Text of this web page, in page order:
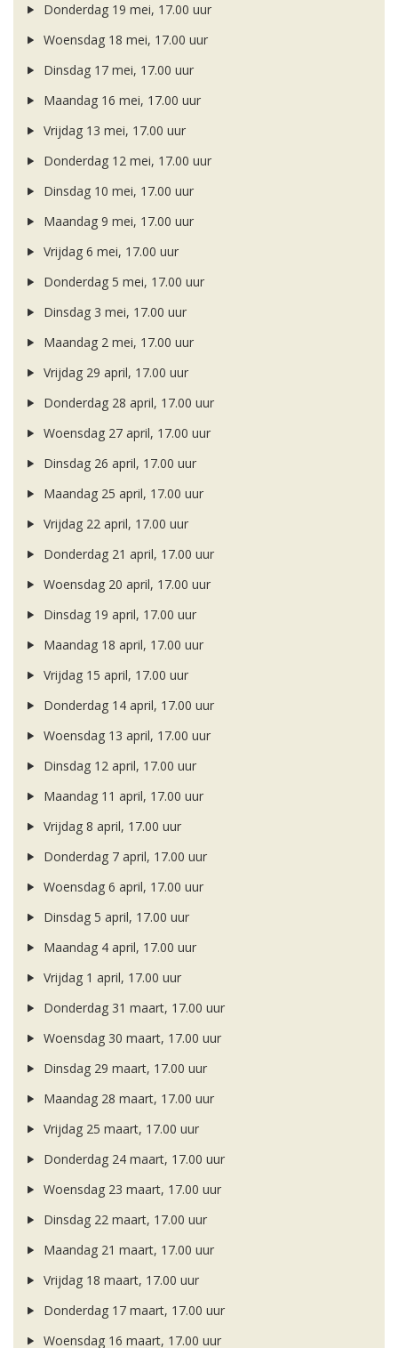
Donderdag 19 mei, 17.00 uur
Woensdag 18 mei, 17.00 uur
Dinsdag 17 mei, 17.00 uur
Maandag 16 mei, 17.00 uur
Vrijdag 13 mei, 17.00 uur
Donderdag 12 mei, 17.00 uur
Dinsdag 10 mei, 17.00 uur
Maandag 9 mei, 17.00 uur
Vrijdag 6 mei, 17.00 uur
Donderdag 5 mei, 17.00 uur
Dinsdag 3 mei, 17.00 uur
Maandag 2 mei, 17.00 uur
Vrijdag 29 april, 17.00 uur
Donderdag 28 april, 17.00 uur
Woensdag 27 april, 17.00 uur
Dinsdag 26 april, 17.00 uur
Maandag 25 april, 17.00 uur
Vrijdag 22 april, 17.00 uur
Donderdag 21 april, 17.00 uur
Woensdag 20 april, 17.00 uur
Dinsdag 19 april, 17.00 uur
Maandag 18 april, 17.00 uur
Vrijdag 15 april, 17.00 uur
Donderdag 14 april, 17.00 uur
Woensdag 13 april, 17.00 uur
Dinsdag 12 april, 17.00 uur
Maandag 11 april, 17.00 uur
Vrijdag 8 april, 17.00 uur
Donderdag 7 april, 17.00 uur
Woensdag 6 april, 17.00 uur
Dinsdag 5 april, 17.00 uur
Maandag 4 april, 17.00 uur
Vrijdag 1 april, 17.00 uur
Donderdag 31 maart, 17.00 uur
Woensdag 30 maart, 17.00 uur
Dinsdag 29 maart, 17.00 uur
Maandag 28 maart, 17.00 uur
Vrijdag 25 maart, 17.00 uur
Donderdag 24 maart, 17.00 uur
Woensdag 23 maart, 17.00 uur
Dinsdag 22 maart, 17.00 uur
Maandag 21 maart, 17.00 uur
Vrijdag 18 maart, 17.00 uur
Donderdag 17 maart, 17.00 uur
Woensdag 16 maart, 17.00 uur